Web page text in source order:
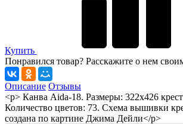
Купить
Понравился товар? Расскажите о нем
Описание Отзывы
<p> Канва Aida-18. Размеры: 322х426
Количество цветов: 73. Схема вышивки
создана по картине Джима Дейли</p>